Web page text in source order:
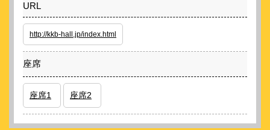
URL
http://kkb-hall.jp/index.html
座席
座席1 座席2